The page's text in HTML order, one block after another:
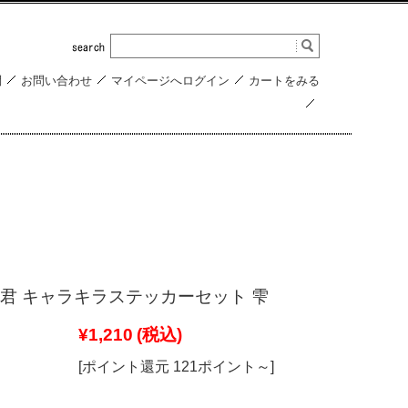
お問い合わせ マイページへログイン カートをみる
キャラキラステッカーセット 雫
¥1,210 (税込)
[ポイント還元 121ポイント～]